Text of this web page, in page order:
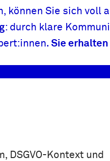
können Sie sich voll
: durch klare
Sie erhalten
DSGVO-Kontext und